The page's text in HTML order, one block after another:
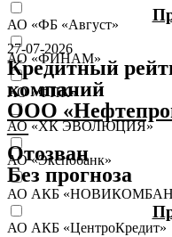
АО «ФБ «Август»
АО «ФИНАМ»
АО «ФПК»
АО «ХК ЭВОЛЮЦИЯ»
АО «Экспобанк»
АО АКБ
АО АКБ «ЦентроКредит»
27-07-2026
Кредитный
компаний
ООО
—
Отозван
Без прогноза